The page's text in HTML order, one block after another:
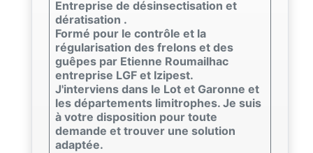
Entreprise de désinsectisation et
dératisation .
Formé pour le contrôle et la
régularisation des frelons et des
guêpes par Etienne Roumailhac
entreprise LGF et Izipest.
J'interviens dans le Lot et Garonne et
les départements limitrophes. Je suis
à votre disposition pour toute
demande et trouver une solution
adaptée.